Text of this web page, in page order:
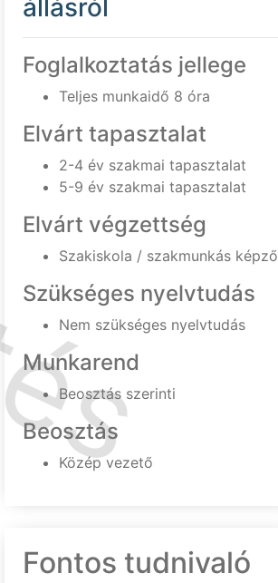
állásról
Foglalkoztatás jellege
Teljes munkaidő 8 óra
Elvárt tapasztalat
2-4 év szakmai tapasztalat
5-9 év szakmai tapasztalat
Elvárt végzettség
Szakiskola / szakmunkás képző
Szükséges nyelvtudás
Nem szükséges nyelvtudás
Munkarend
Beosztás szerinti
Beosztás
Közép vezető
Fontos tudnivaló